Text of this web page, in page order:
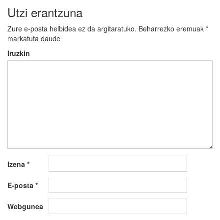
Utzi erantzuna
Zure e-posta helbidea ez da argitaratuko. Beharrezko eremuak *
markatuta daude
Iruzkin
Izena *
E-posta *
Webgunea